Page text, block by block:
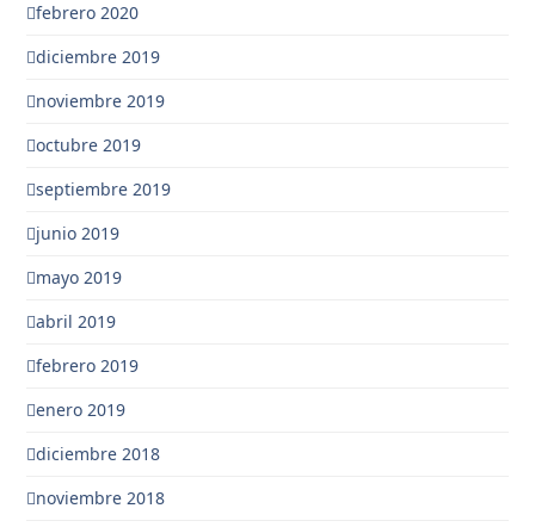
febrero 2020
diciembre 2019
noviembre 2019
octubre 2019
septiembre 2019
junio 2019
mayo 2019
abril 2019
febrero 2019
enero 2019
diciembre 2018
noviembre 2018